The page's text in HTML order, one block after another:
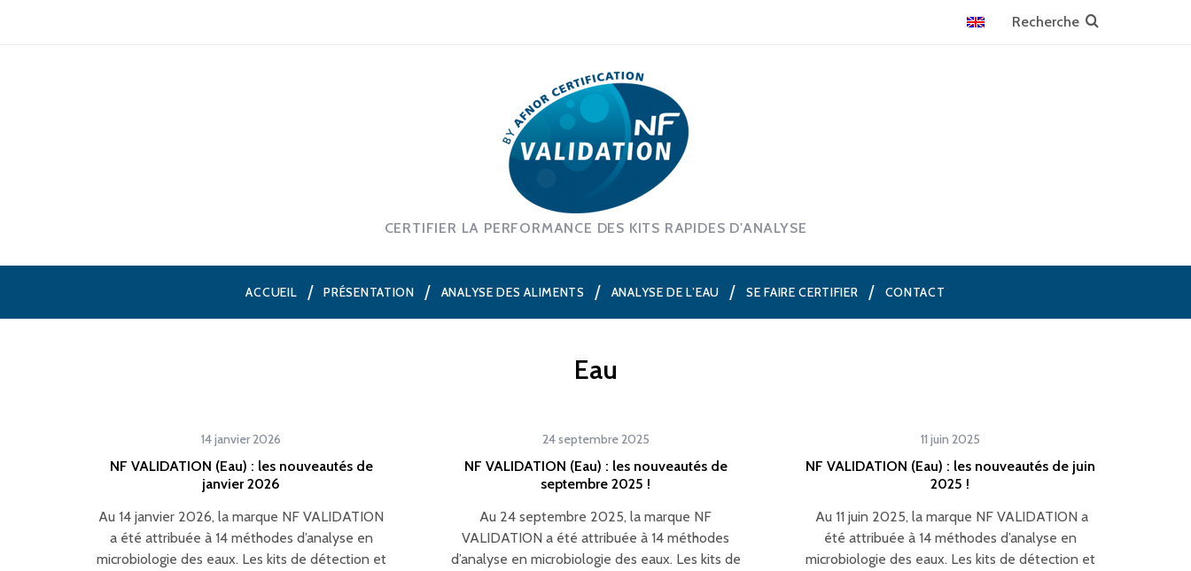
CERTIFIER LA PERFORMANCE DES KITS RAPIDES D'ANALYSE
ACCUEIL PRÉSENTATION ANALYSE DES ALIMENTS ANALYSE DE L’EAU SE FAIRE CERTIFIER CONTACT
Eau
14 janvier 2026
NF VALIDATION (Eau) : les nouveautés de
janvier 2026
Au 14 janvier 2026, la marque NF VALIDATION
a été attribuée à 14 méthodes d’analyse en
microbiologie des eaux. Les kits de détection et
24 septembre 2025
NF VALIDATION (Eau) : les nouveautés de
septembre 2025 !
Au 24 septembre 2025, la marque NF
VALIDATION a été attribuée à 14 méthodes
d’analyse en microbiologie des eaux. Les kits de
11 juin 2025
NF VALIDATION (Eau) : les nouveautés de juin
2025 !
Au 11 juin 2025, la marque NF VALIDATION a
été attribuée à 14 méthodes d’analyse en
microbiologie des eaux. Les kits de détection et